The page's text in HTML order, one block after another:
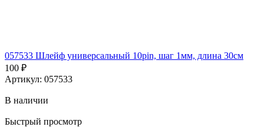
057533 Шлейф универсальный 10pin, шаг 1мм, длина 30см
100 ₽
Артикул: 057533
В наличии
Быстрый просмотр